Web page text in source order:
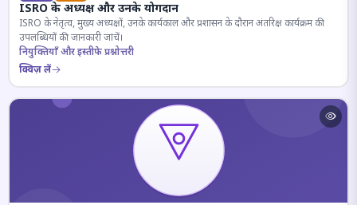
ISRO के अध्यक्ष और उनके योगदान
ISRO के नेतृत्व, मुख्य अध्यक्षों, उनके कार्यकाल और प्रशासन के दौरान अंतरिक्ष कार्यक्रम की
उपलब्धियों की जानकारी जांचें।
नियुक्तियाँ और इस्तीफे प्रश्नोत्तरी
क्विज़ लें